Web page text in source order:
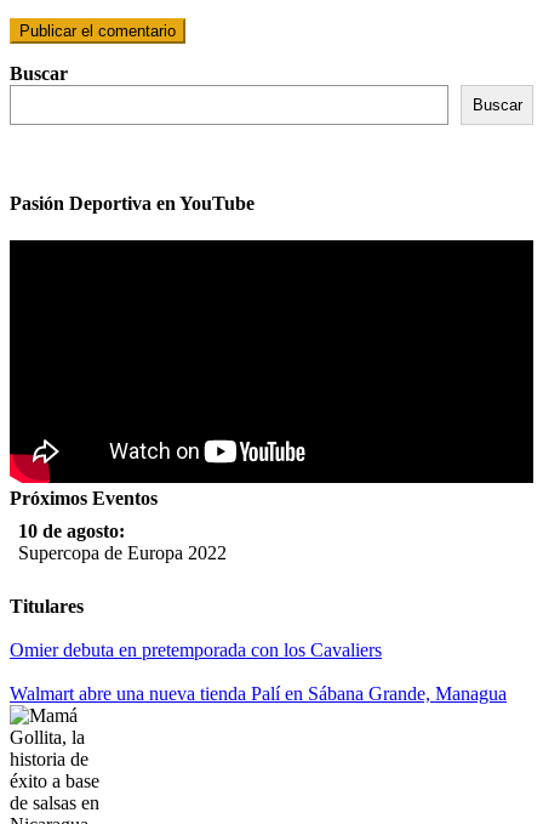
Buscar
Buscar
Pasión Deportiva en YouTube
Próximos Eventos
10 de agosto:
Supercopa de Europa 2022
11 al 21 de agosto:
Empieza La Liga 2022-2023
Titulares
Omier debuta en pretemporada con los Cavaliers
Walmart abre una nueva tienda Palí en Sábana Grande, Managua